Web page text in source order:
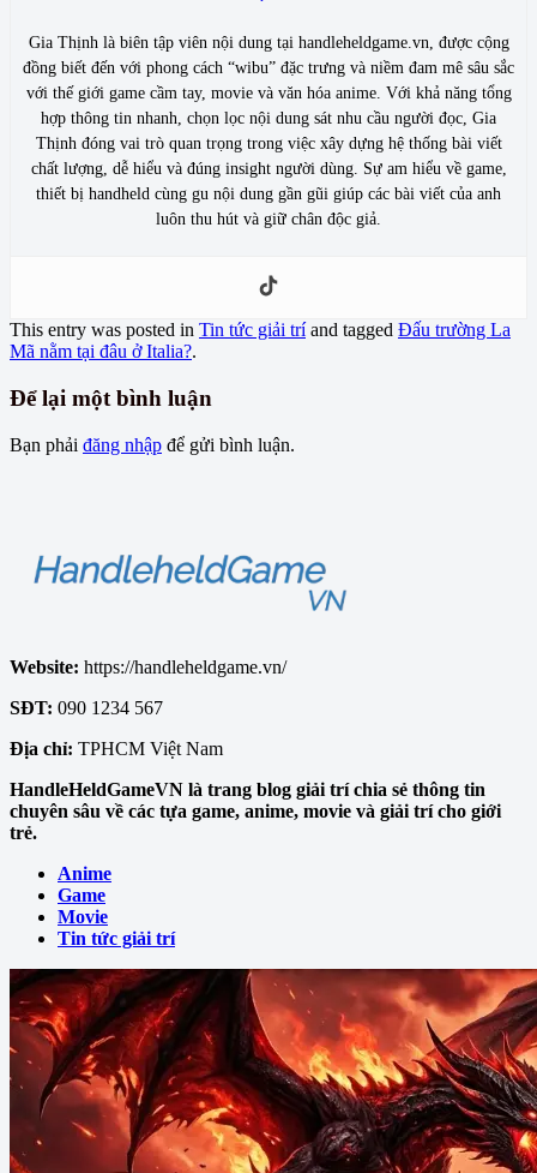
Gia Thịnh là biên tập viên nội dung tại handleheldgame.vn, được cộng
đồng biết đến với phong cách “wibu” đặc trưng và niềm đam mê sâu sắc
với thế giới game cầm tay, movie và văn hóa anime. Với khả năng tổng
hợp thông tin nhanh, chọn lọc nội dung sát nhu cầu người đọc, Gia
Thịnh đóng vai trò quan trọng trong việc xây dựng hệ thống bài viết
chất lượng, dễ hiểu và đúng insight người dùng. Sự am hiểu về game,
thiết bị handheld cùng gu nội dung gần gũi giúp các bài viết của anh
luôn thu hút và giữ chân độc giả.
This entry was posted in Tin tức giải trí and tagged Đấu trường La
Mã nằm tại đâu ở Italia?.
Để lại một bình luận
Bạn phải đăng nhập để gửi bình luận.
Website: https://handleheldgame.vn/
SĐT: 090 1234 567
Địa chỉ: TPHCM Việt Nam
HandleHeldGameVN là trang blog giải trí chia sẻ thông tin
chuyên sâu về các tựa game, anime, movie và giải trí cho giới
trẻ.
Anime
Game
Movie
Tin tức giải trí